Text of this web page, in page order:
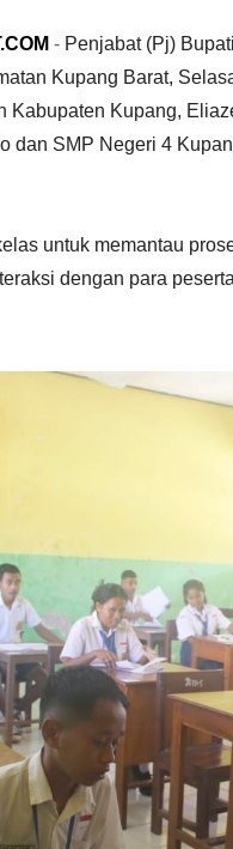
- Penjabat (Pj)
Kupang Barat,
Kabupaten Kupang,
dan SMP Negeri 4
untuk memantau
dengan para